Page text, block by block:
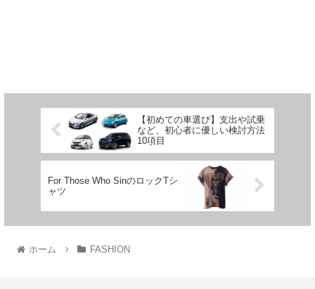
【初めての車選び】支出や試乗
など、初心者に優しい検討方法
10項目
For Those Who SinのロックTシ
ャツ
ホーム FASHION